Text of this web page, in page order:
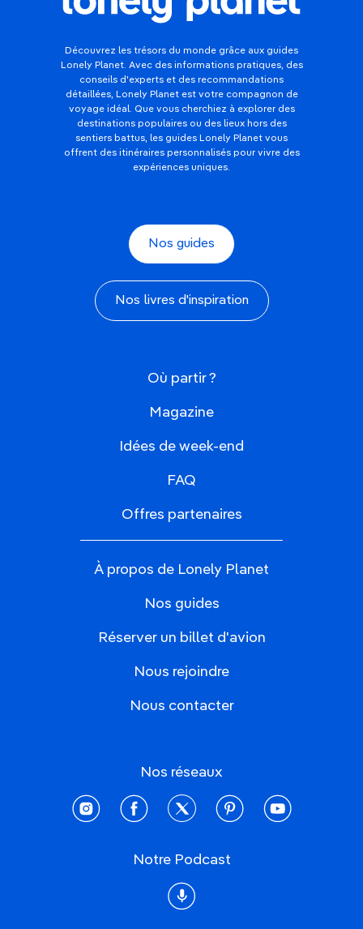
Découvrez les trésors du monde grâce aux guides
Lonely Planet. Avec des informations pratiques, des
conseils d'experts et des recommandations
détaillées, Lonely Planet est votre compagnon de
voyage idéal. Que vous cherchiez à explorer des
destinations populaires ou des lieux hors des
sentiers battus, les guides Lonely Planet vous
offrent des itinéraires personnalisés pour vivre des
expériences uniques.
Nos guides
Nos livres d'inspiration
Où partir ?
Magazine
Idées de week-end
FAQ
Offres partenaires
À propos de Lonely Planet
Nos guides
Réserver un billet d'avion
Nous rejoindre
Nous contacter
Nos réseaux
instagramfacebooktwitter pinterestyoutube
Notre Podcast
Podcast